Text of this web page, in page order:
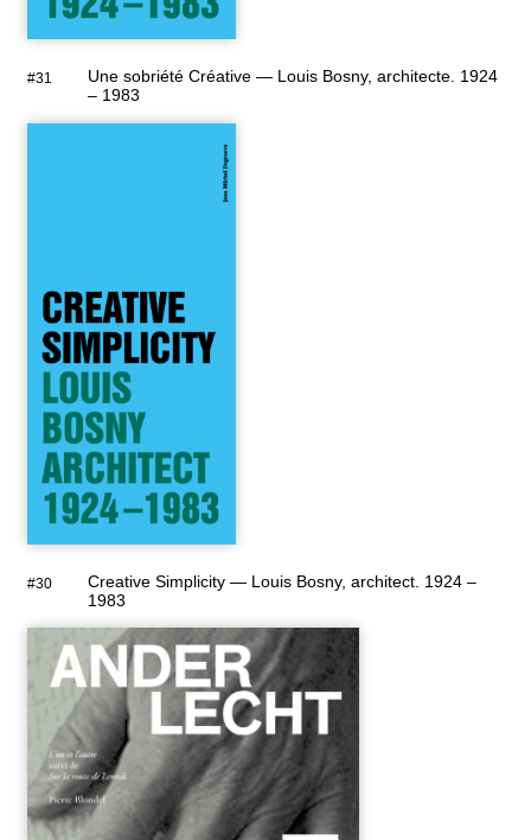
#31
Une sobriété Créative — Louis Bosny, architecte. 1924
– 1983
#30
Creative Simplicity — Louis Bosny, architect. 1924 –
1983